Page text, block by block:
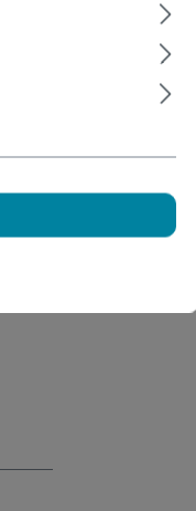
glasähnlicher
Der Versand erfolgt
kontaktieren Sie uns